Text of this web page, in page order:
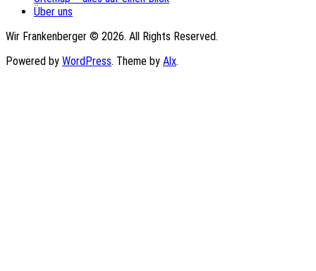
Über uns
Wir Frankenberger © 2026. All Rights Reserved.
Powered by WordPress. Theme by Alx.